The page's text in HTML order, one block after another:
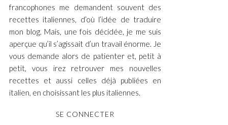
francophones me demandent souvent des
recettes italiennes, d’où l’idée de traduire
mon blog. Mais, une fois décidée, je me suis
aperçue qu’il s’agissait d’un travail énorme. Je
vous demande alors de patienter et, petit à
petit, vous irez retrouver mes nouvelles
recettes et aussi celles déjà publiées en
italien, en choisissant les plus italiennes.
SE CONNECTER